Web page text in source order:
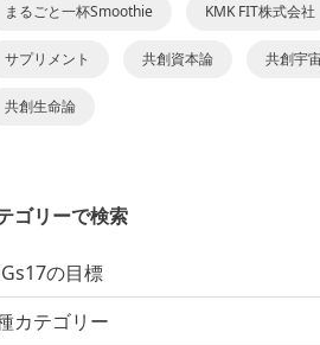
まるごと一杯Smoothie KMK FIT株式会社
サプリメント 共創資本論 共創宇
共創生命論
ゴリーで検索
の目標
カテゴリー